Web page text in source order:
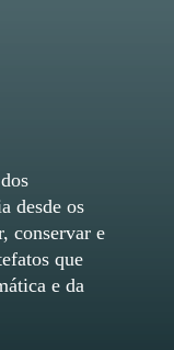
desde os
conservar e
que
e da